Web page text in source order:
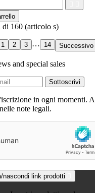
di 160 (articolo s)
1 2 3 … 14 Successivo
and special sales
in ogni momenti.
note legali.
nascondi link prodotti